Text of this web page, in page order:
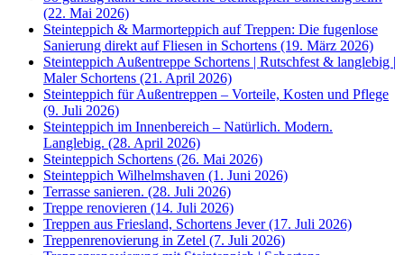
(22. Mai 2026)
Steinteppich & Marmorteppich auf Treppen: Die fugenlose
Sanierung direkt auf Fliesen in Schortens (19. März 2026)
Steinteppich Außentreppe Schortens | Rutschfest & langlebig |
Maler Schortens (21. April 2026)
Steinteppich für Außentreppen – Vorteile, Kosten und Pflege
(9. Juli 2026)
Steinteppich im Innenbereich – Natürlich. Modern.
Langlebig. (28. April 2026)
Steinteppich Schortens (26. Mai 2026)
Steinteppich Wilhelmshaven (1. Juni 2026)
Terrasse sanieren. (28. Juli 2026)
Treppe renovieren (14. Juli 2026)
Treppen aus Friesland, Schortens Jever (17. Juli 2026)
Treppenrenovierung in Zetel (7. Juli 2026)